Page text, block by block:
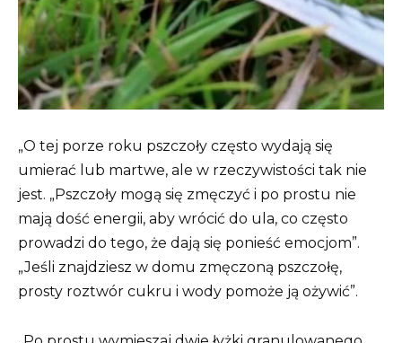
„O tej porze roku pszczoły często wydają się
umierać lub martwe, ale w rzeczywistości tak nie
jest. „Pszczoły mogą się zmęczyć i po prostu nie
mają dość energii, aby wrócić do ula, co często
prowadzi do tego, że dają się ponieść emocjom”.
„Jeśli znajdziesz w domu zmęczoną pszczołę,
prosty roztwór cukru i wody pomoże ją ożywić”.